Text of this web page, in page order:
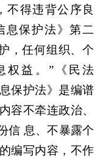
不得违背公序良
息保护法》第二
，任何组织、个
权益。 ”《民法
保护法》是编谱
容不牵连政治、
信 息、不暴露个
编写内容，不作